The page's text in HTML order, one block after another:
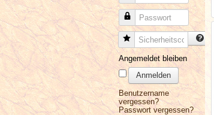
Passwort
Sicherheitscode
Angemeldet bleiben
Anmelden
Benutzername
vergessen?
Passwort vergessen?